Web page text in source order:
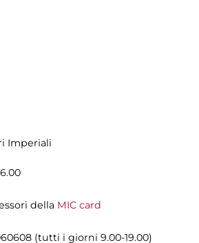
Imperiali
della MIC card
(tutti i giorni 9.00-19.00)